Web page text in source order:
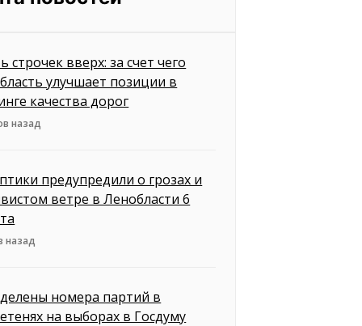
строчек вверх: за счет чего
улучшает позиции в
качества дорог
назад
предупредили о грозах и
ветре в Ленобласти 6
назад
номера партий в
на выборах в Госдуму